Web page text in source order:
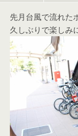
先月台風で流れた
久しぶりで楽しみ